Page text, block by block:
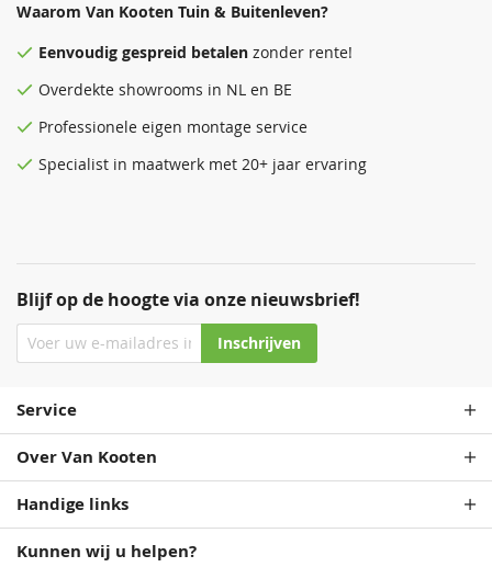
Blijf op de hoogte via onze nieuwsbrief!
Inschrijven
Waarom Van Kooten Tuin & Buitenleven?
Eenvoudig gespreid betalen zonder rente!
Overdekte showrooms in NL en BE
Professionele eigen montage service
Specialist in maatwerk met 20+ jaar ervaring
Service
Over Van Kooten
Handige links
Kunnen wij u helpen?